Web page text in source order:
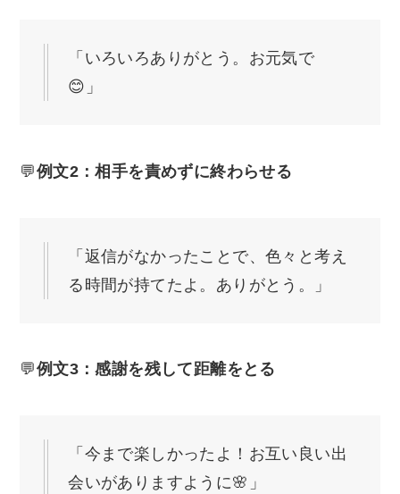
「いろいろありがとう。お元気で
😊」
💬例文2：相手を責めずに終わらせる
「返信がなかったことで、色々と考え
る時間が持てたよ。ありがとう。」
💬例文3：感謝を残して距離をとる
「今まで楽しかったよ！お互い良い出
会いがありますように🌸」